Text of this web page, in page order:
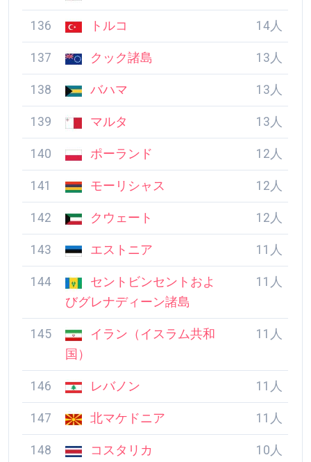
133 バーレーン 15人
134 モンテネグロ 14人
135 セルビア 14人
136 トルコ 14人
137 クック諸島 13人
138 バハマ 13人
139 マルタ 13人
140 ポーランド 12人
141 モーリシャス 12人
142 クウェート 12人
144
セントビンセントお
よびグレナディーン諸島
11人
145
イラン（イスラム共
和国）
11人